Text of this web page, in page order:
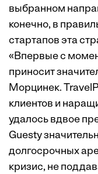
выбранном
конечно, в
стартапов эта
«Впервые с
приносит
Морцинек.
клиентов и
удалось вдвое
Guesty
долгосрочных
кризис, не